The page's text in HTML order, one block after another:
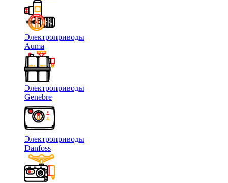
Электроприводы
Auma
Электроприводы
Genebre
Электроприводы
Danfoss